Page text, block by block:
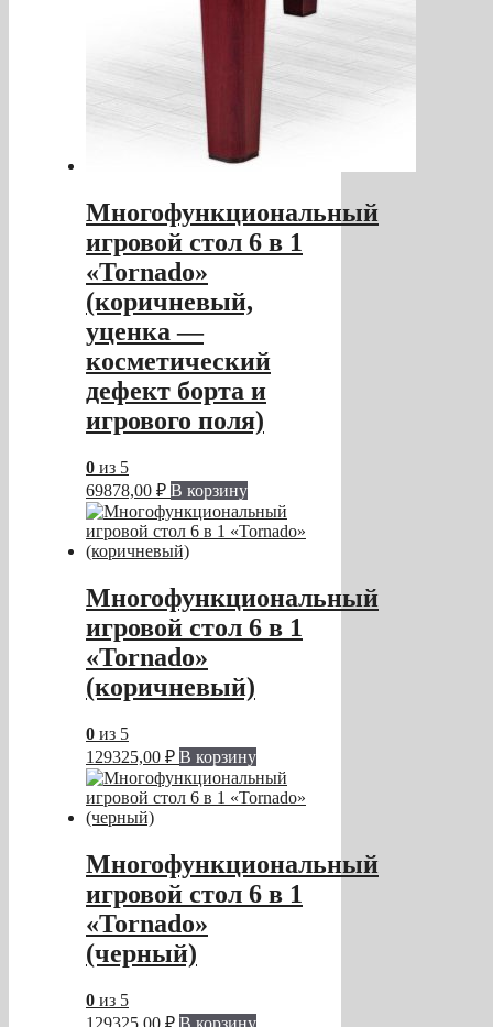
Многофункциональный
игровой стол 6 в 1
«Tornado»
(коричневый,
уценка —
косметический
дефект борта и
игрового поля)
0 из 5
69878,00 ₽ В корзину
Многофункциональный
игровой стол 6 в 1
«Tornado»
(коричневый)
0 из 5
129325,00 ₽ В корзину
Многофункциональный
игровой стол 6 в 1
«Tornado»
(черный)
0 из 5
129325,00 ₽ В корзину